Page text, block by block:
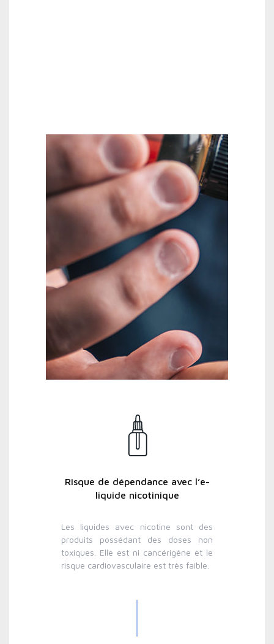
Risque de dépendance avec l’e-
liquide nicotinique
Les liquides avec nicotine sont des
produits possédant des doses non
toxiques. Elle est ni cancérigène et le
risque cardiovasculaire est très faible.